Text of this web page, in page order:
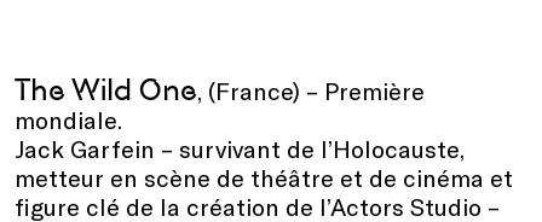
The Wild One, (France) – Première
mondiale.
Jack Garfein – survivant de l’Holocauste,
metteur en scène de théâtre et de cinéma et
figure clé de la création de l’Actors Studio –